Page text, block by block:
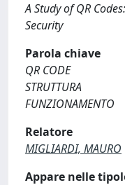
A Study of QR
Security
Parola chiave
QR CODE
STRUTTURA
FUNZIONAMENTO
Relatore
MIGLIARDI, MAURO
Appare nelle